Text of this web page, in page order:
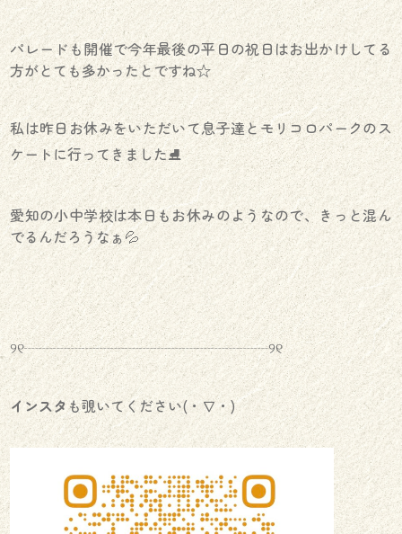
パレードも開催で今年最後の平日の祝日はお出かけしてる
方がとても多かったとですね☆
私は昨日お休みをいただいて息子達とモリコロパークのス
ケートに行ってきました⛸
愛知の小中学校は本日もお休みのようなので、きっと混ん
でるんだろうなぁ💦
୨୧┈┈┈┈┈┈┈┈┈┈┈┈┈┈┈┈┈୨୧
インスタも覗いてください(・∇・)